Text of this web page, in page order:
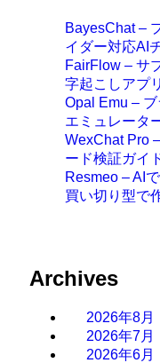
BayesChat –
イダー対応AI
FairFlow – サ
字起こしアプリ
Opal Emu –
エミュレータ
WexChat Pro
ード検証ガイ
Resmeo – AI
買い切り型で
Archives
2026年8月
2026年7月
2026年6月